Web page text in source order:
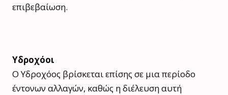
επιβεβαίωση.
Υδροχόοι
Ο Υδροχόος βρίσκεται επίσης σε μια περίοδο
έντονων αλλαγών, καθώς η διέλευση αυτή